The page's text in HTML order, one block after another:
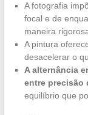
A fotografia
focal e de
maneira
A pintura
desacelerar o
A alternância
entre precisão
equilíbrio que